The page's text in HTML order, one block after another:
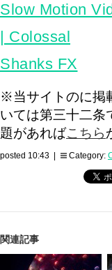
Slow Motion
| Colossal
Shanks FX
※当サイトのに掲
いては第三十二条
題があればこちら
posted 10:43 | Category:
関連記事